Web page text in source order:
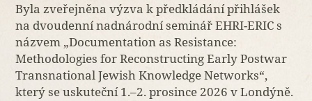
Byla zveřejněna výzva k předkládání přihlášek
na dvoudenní nadnárodní seminář EHRI-ERIC s
názvem „Documentation as Resistance:
Methodologies for Reconstructing Early Postwar
Transnational Jewish Knowledge Networks“,
který se uskuteční 1.–2. prosince 2026 v Londýně.